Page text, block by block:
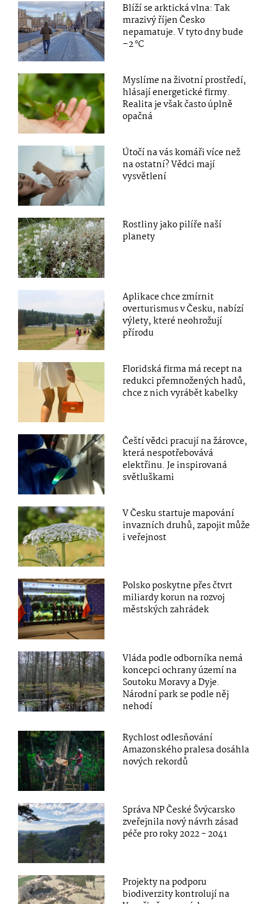
Blíží se arktická vlna: Tak
mrazivý říjen Česko
nepamatuje. V tyto dny bude
–2 °C
Myslíme na životní prostředí,
hlásají energetické firmy.
Realita je však často úplně
opačná
Útočí na vás komáři více než
na ostatní? Vědci mají
vysvětlení
Rostliny jako pilíře naší
planety
Aplikace chce zmírnit
overturismus v Česku, nabízí
výlety, které neohrožují
přírodu
Floridská firma má recept na
redukci přemnožených hadů,
chce z nich vyrábět kabelky
Čeští vědci pracují na žárovce,
která nespotřebovává
elektřinu. Je inspirovaná
světluškami
V Česku startuje mapování
invazních druhů, zapojit může
i veřejnost
Polsko poskytne přes čtvrt
miliardy korun na rozvoj
městských zahrádek
Vláda podle odborníka nemá
koncepci ochrany území na
Soutoku Moravy a Dyje.
Národní park se podle něj
nehodí
Rychlost odlesňování
Amazonského pralesa dosáhla
nových rekordů
Správa NP České Švýcarsko
zveřejnila nový návrh zásad
péče pro roky 2022 - 2041
Projekty na podporu
biodiverzity kontrolují na